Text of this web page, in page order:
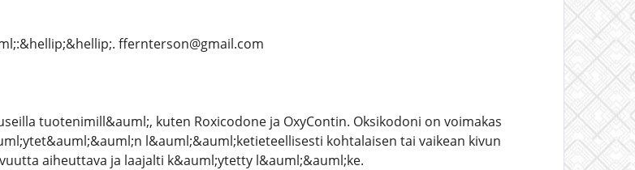
ffernterson@gmail.com
tuotenimill&auml;, kuten Roxicodone ja OxyContin. Oksikodoni on voimakas
l&auml;&auml;ketieteellisesti kohtalaisen tai vaikean kivun
aiheuttava ja laajalti k&auml;ytetty l&auml;&auml;ke.